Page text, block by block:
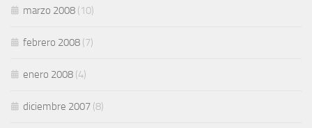
marzo 2008 (10)
febrero 2008 (7)
enero 2008 (4)
diciembre 2007 (8)